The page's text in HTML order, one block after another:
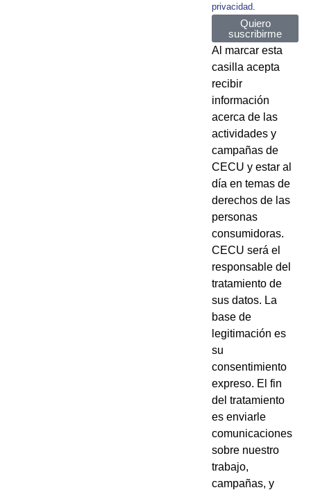
privacidad
Quiero
suscribirme
Al marcar esta
casilla acepta
recibir
información
acerca de las
actividades y
campañas de
CECU y estar al
día en temas de
derechos de las
personas
consumidoras.
CECU será el
responsable del
tratamiento de
sus datos. La
base de
legitimación es
su
consentimiento
expreso. El fin
del tratamiento
es enviarle
comunicaciones
sobre nuestro
trabajo,
campañas, y